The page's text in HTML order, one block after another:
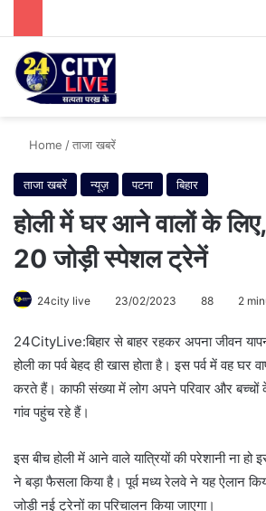
Home /ताजा खबरें
ताजा खबरें न्यूज़ पटना बिहार
होली में घर आने वालों के
20 जोड़ी स्पेशल ट्रेनें
24city live 23/02/2023 88 2
24CityLive:बिहार से बाहर रहकर अपना जीवन
होली का पर्व बेहद ही खास होता है। इस पर्व में वह घर
करते हैं। काफी संख्या में लोग अपने परिवार और
गांव पहुंच रहे हैं।
इस बीच होली में आने वाले यात्रियों की परेशानी ना
ने बड़ा फैसला किया है। पूर्व मध्य रेलवे ने यह ऐलान
जोड़ी नई ट्रेनों का परिचालन किया जाएगा।